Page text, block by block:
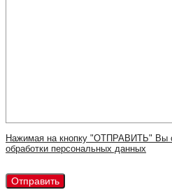
Нажимая на кнопку "ОТПРАВИТЬ" Вы
обработки персональных данных